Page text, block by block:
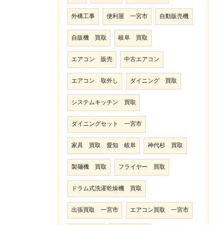
外構工事 便利屋 一宮市 自動販売機
自販機 買取 岐阜 買取
エアコン 販売 中古エアコン
エアコン 取外し ダイニング 買取
システムキッチン 買取
ダイニングセット 一宮市
家具 買取 愛知 岐阜 神代杉 買取
製麺機 買取 フライヤー 買取
ドラム式洗濯乾燥機 買取
出張買取 一宮市 エアコン買取 一宮市